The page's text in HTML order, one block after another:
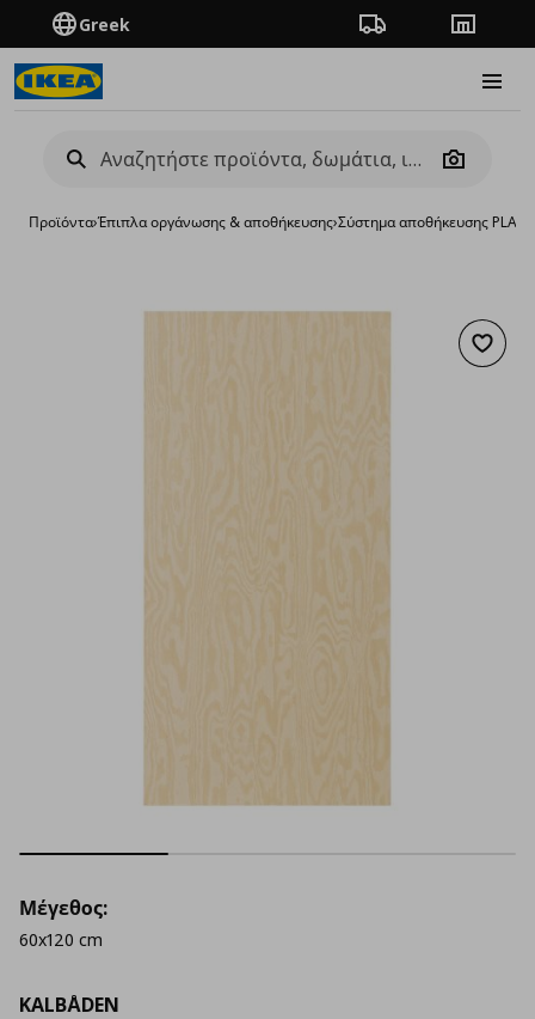
Greek Πορεία παραγγελίας
Camera
Προϊόντα›Έπιπλα οργάνωσης & αποθήκευσης›Σύστημα αποθήκευσης
KALBÅDEN
Μέγεθος:
60x120 cm